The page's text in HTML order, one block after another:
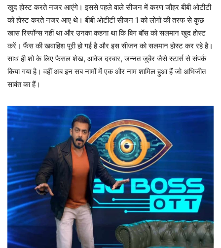
खुद होस्ट करते नजर आएंगे। इससे पहले वाले सीजन में करण जौहर बीबी ओटीटी
को होस्ट करते नजर आए थे। बीबी ओटीटी सीजन 1 को लोगों की तरफ से कुछ
खास रिस्पॉन्स नहीं था और उनका कहना था कि बिग बॉस को सलमान खुद होस्ट
करें। फैंस की खवाहिश पूरी हो गई है और इस सीजन को सलमान होस्ट कर रहे है।
साथ ही शो के लिए फैसल शेख, आवेज दरबार, जन्नत जुबैर जैसे स्टार्स से संपर्क
किया गया है। वहीं अब इन सब नामों में एक और नाम शामिल हुआ हैं जो अभिजीत
सावंत का हैं।